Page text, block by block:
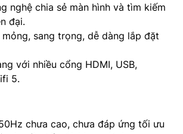
nghệ chia sẻ màn hình và tìm kiếm
đại.
sang trọng, dễ dàng lắp đặt
với nhiều cổng HDMI, USB,
5.
chưa cao, chưa đáp ứng tối ưu